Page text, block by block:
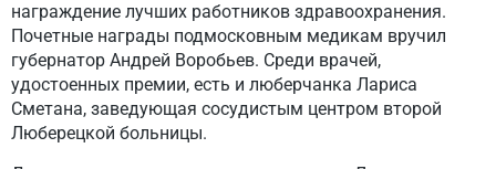
награждение лучших работников здравоохранения.
Почетные награды подмосковным медикам вручил
губернатор Андрей Воробьев. Среди врачей,
удостоенных премии, есть и люберчанка Лариса
Сметана, заведующая сосудистым центром второй
Люберецкой больницы.